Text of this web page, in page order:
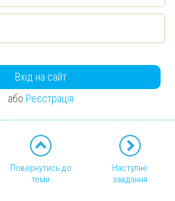
Вхід на сайт
або Реєстрація
Повернутись до
теми
Наступне
завдання